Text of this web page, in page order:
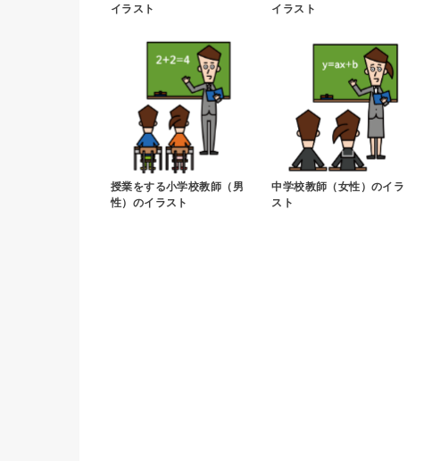
イラスト
イラスト
授業をする小学校教師（男
性）のイラスト
中学校教師（女性）のイラ
スト